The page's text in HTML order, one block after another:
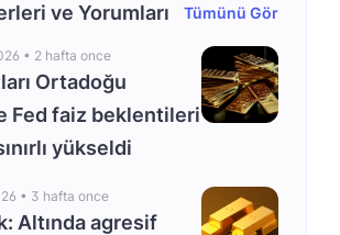
ve Yorumları Tümünü Gör
• 2 hafta once
Ortadoğu
Fed faiz beklentileri
yükseldi
• 3 hafta once
Altında agresif